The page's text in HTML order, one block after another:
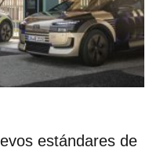
estándares de